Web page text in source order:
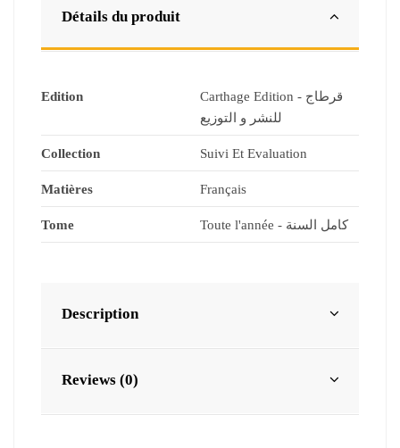
Détails du produit
Edition
Carthage Edition - قرطاج
للنشر و التوزيع
Collection Suivi Et Evaluation
Matières Français
Tome Toute l'année - كامل السنة
Description
Reviews (0)